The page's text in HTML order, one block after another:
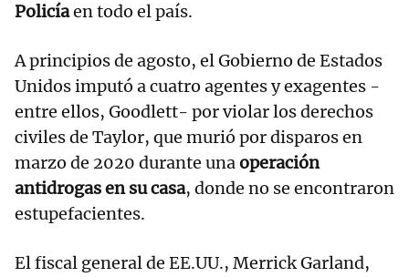
Policíaen todo el país.
A principios de agosto, el Gobierno de Estados
Unidos imputó a cuatro agentes y exagentes -
entre ellos, Goodlett- por violar los derechos
civiles de Taylor, que murió por disparos en
marzo de 2020 durante unaoperación
antidrogas en su casa, donde no se encontraron
estupefacientes.
El fiscal general de EE.UU., Merrick Garland,